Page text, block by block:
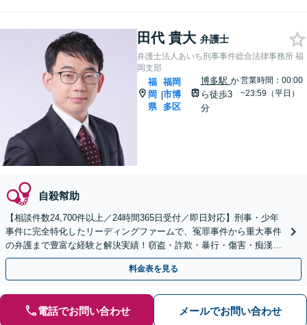
田代 貴大 弁護士
弁護士法人あいち刑事事件総合法律事務所 福
岡支部
福
岡
県
|
福岡
市博
多区
博多駅 か
ら徒歩3
分
営業時間：00:00
~23:59（平日）
自殺幇助
【相談件数24,700件以上／24時間365日受付／即日対応】刑事・少年
事件に完全特化したリーディングファームで、冤罪事件から重大事件
の弁護まで豊富な経験と解決実績！窃盗・詐欺・暴行・傷害・痴漢・
盗撮・薬物犯罪など幅広い分野に対応可能です！
料金表を見る
電話でお問い合わせ メールでお問い合わせ